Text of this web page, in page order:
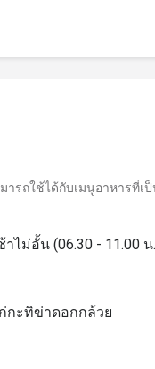
รถใช้ได้กับเมนูอาหารที่เ
าไม่อั้น (06.30 - 11.00
กะทิข่าดอกกล้วย